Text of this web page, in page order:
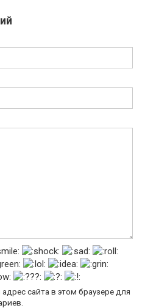
сайта в этом браузере для